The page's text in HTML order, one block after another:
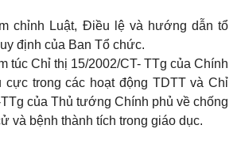
chỉnh Luật, Điều lệ và hướng dẫn tổ
định của Ban Tổ chức.
túc Chỉ thị 15/2002/CT- TTg của Chính
cực trong các hoạt động TDTT và Chỉ
của Thủ tướng Chính phủ về chống
và bệnh thành tích trong giáo dục.